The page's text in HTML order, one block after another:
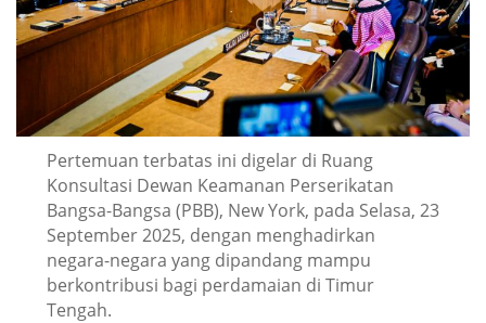
Pertemuan terbatas ini digelar di Ruang
Konsultasi Dewan Keamanan Perserikatan
Bangsa-Bangsa (PBB), New York, pada Selasa, 23
September 2025, dengan menghadirkan
negara-negara yang dipandang mampu
berkontribusi bagi perdamaian di Timur
Tengah.